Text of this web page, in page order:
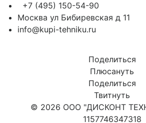
+7 (495) 150-54-90
Москва ул Бибиревская д 11
info@kupi-tehniku.ru
Поделиться
Плюсануть
Поделиться
Твитнуть
© 2026 ООО "ДИСКОНТ
1157746347318